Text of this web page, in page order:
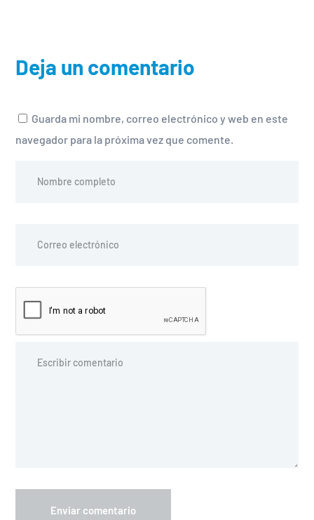
Deja un comentario
Guarda mi nombre, correo electrónico y web en este
navegador para la próxima vez que comente.